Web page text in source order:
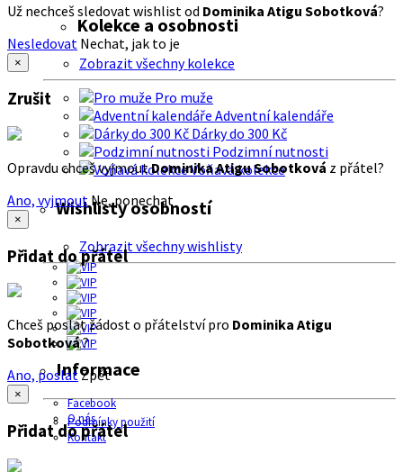
Kolekce a osobnosti
Zobrazit všechny kolekce
Pro muže
Adventní kalendáře
Dárky do 300 Kč
Podzimní nutnosti
Voňavá kolekce
Wishlisty osobností
Zobrazit všechny wishlisty
Informace
Facebook
O nás
Podmínky použití
Kontakt
Už nechceš sledovat wishlist od Dominika Atigu Sobotková?
Nesledovat Nechat, jak to je
×
Zrušit
Opravdu chceš vyjmoutDominika Atigu Sobotková z přátel?
Ano, vyjmout Ne, ponechat
×
Přidat do přátel
Chceš poslat žádost o přátelství pro Dominika Atigu
Sobotková?
Ano, poslatZpět
×
Přidat do přátel